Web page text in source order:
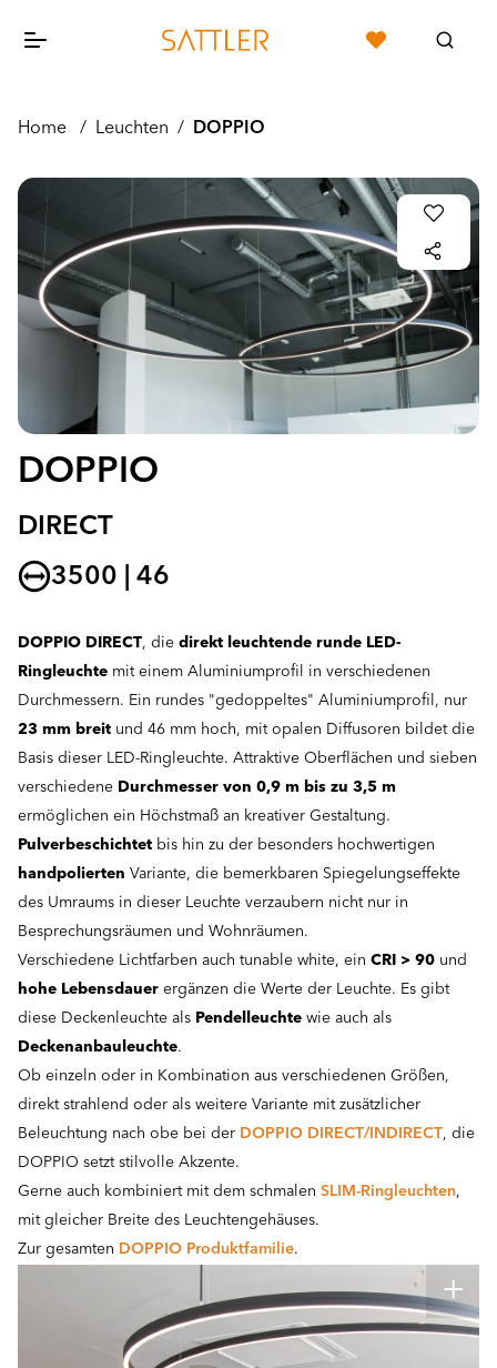
Home / Leuchten / DOPPIO
DOPPIO
DIRECT
3500 | 46
DOPPIO DIRECT, die direkt leuchtende runde LED-
Ringleuchte mit einem Aluminiumprofil in verschiedenen
Durchmessern. Ein rundes "gedoppeltes" Aluminiumprofil, nur
23 mm breit und 46 mm hoch, mit opalen Diffusoren bildet die
Basis dieser LED-Ringleuchte. Attraktive Oberflächen und sieben
verschiedene Durchmesser von 0,9 m bis zu 3,5 m
ermöglichen ein Höchstmaß an kreativer Gestaltung.
Pulverbeschichtet bis hin zu der besonders hochwertigen
handpolierten Variante, die bemerkbaren Spiegelungseffekte
des Umraums in dieser Leuchte verzaubern nicht nur in
Besprechungsräumen und Wohnräumen.
Verschiedene Lichtfarben auch tunable white, ein CRI > 90 und
hohe Lebensdauer ergänzen die Werte der Leuchte. Es gibt
diese Deckenleuchte als Pendelleuchte wie auch als
Deckenanbauleuchte.
Ob einzeln oder in Kombination aus verschiedenen Größen,
direkt strahlend oder als weitere Variante mit zusätzlicher
Beleuchtung nach obe bei der DOPPIO DIRECT/INDIRECT, die
DOPPIO setzt stilvolle Akzente.
Gerne auch kombiniert mit dem schmalen SLIM-Ringleuchten,
mit gleicher Breite des Leuchtengehäuses.
Zur gesamten DOPPIO Produktfamilie.